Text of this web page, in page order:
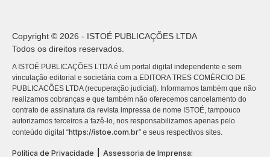
Copyright © 2026 - ISTOÉ PUBLICAÇÕES LTDA
Todos os direitos reservados.
A ISTOÉ PUBLICAÇÕES LTDA é um portal digital independente e sem
vinculação editorial e societária com a EDITORA TRES COMÉRCIO DE
PUBLICACÕES LTDA (recuperação judicial). Informamos também que não
realizamos cobranças e que também não oferecemos cancelamento do
contrato de assinatura da revista impressa de nome ISTOÉ, tampouco
autorizamos terceiros a fazê-lo, nos responsabilizamos apenas pelo
conteúdo digital “https://istoe.com.br” e seus respectivos sites.
Política de Privacidade
Assessoria de Imprensa: